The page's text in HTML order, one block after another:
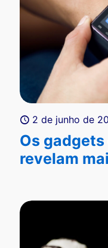
2 de junho de
Os
revelam